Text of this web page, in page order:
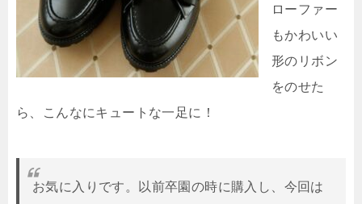
ローファー
もかわいい
形のリボン
をのせた
ら、こんなにキュートな一足に！
お気に入りです。以前卒園の時に購入し、今回は